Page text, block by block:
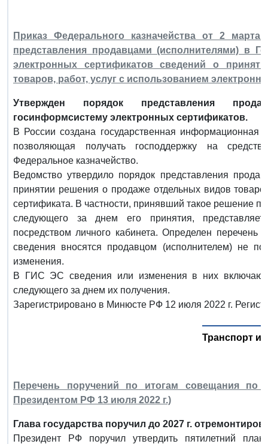
Приказ Федерального казначейства от 2
представления продавцами (исполнителями) в
электронных сертификатов сведений о
товаров, работ, услуг с использованием
Утвержден порядок представления
госинформсистему электронных сертификатов.
В России создана государственная
позволяющая получать господдержку на
Федеральное казначейство.
Ведомство утвердило порядок представления
принятии решения о продаже отдельных видов
сертификата. В частности, принявший такое решение
следующего за днем его принятия,
посредством личного кабинета. Определен
сведения вносятся продавцом (исполнителем) не
изменения.
В ГИС ЭС сведения или изменения в них
следующего за днем их получения.
Зарегистрировано в Минюсте РФ 12 июля 2022 г.
Транспорт и
Перечень поручений по итогам совещания по
Президентом РФ 13 июля 2022 г.)
Глава государства поручил до 2027 г.
Президент РФ поручил утвердить пятилетний